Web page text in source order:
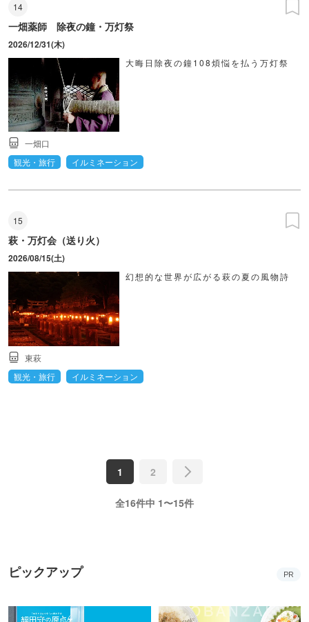
14
一畑薬師 除夜の鐘・万灯祭
2026/12/31(木)
大晦日除夜の鐘108煩悩を払う万灯祭
一畑口
観光・旅行
イルミネーション
15
萩・万灯会（送り火）
2026/08/15(土)
幻想的な世界が広がる萩の夏の風物詩
東萩
観光・旅行
イルミネーション
1 2
全16件中 1〜15件
ピックアップ PR